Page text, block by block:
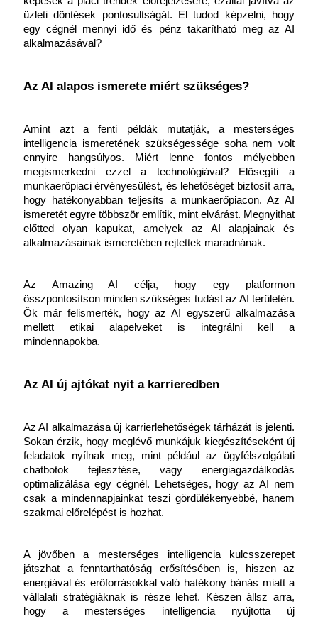
üzleti döntések pontosultságát. El tudod képzelni, hogy
egy cégnél mennyi idő és pénz takarítható meg az AI
alkalmazásával?
Az AI alapos ismerete miért szükséges?
Amint azt a fenti példák mutatják, a mesterséges
intelligencia ismeretének szükségessége soha nem volt
ennyire hangsúlyos. Miért lenne fontos mélyebben
megismerkedni ezzel a technológiával? Elősegíti a
munkaerőpiaci érvényesülést, és lehetőséget biztosít arra,
hogy hatékonyabban teljesíts a munkaerőpiacon. Az AI
ismeretét egyre többször említik, mint elvárást. Megnyithat
előtted olyan kapukat, amelyek az AI alapjainak és
alkalmazásainak ismeretében rejtettek maradnának.
Az Amazing AI célja, hogy egy platformon
összpontosítson minden szükséges tudást az AI területén.
Ők már felismerték, hogy az AI egyszerű alkalmazása
mellett etikai alapelveket is integrálni kell a
mindennapokba.
Az AI új ajtókat nyit a karrieredben
Az AI alkalmazása új karrierlehetőségek tárházát is jelenti.
Sokan érzik, hogy meglévő munkájuk kiegészítéseként új
feladatok nyílnak meg, mint például az ügyfélszolgálati
chatbotok fejlesztése, vagy energiagazdálkodás
optimalizálása egy cégnél. Lehetséges, hogy az AI nem
csak a mindennapjainkat teszi gördülékenyebbé, hanem
szakmai előrelépést is hozhat.
A jövőben a mesterséges intelligencia kulcsszerepet
játszhat a fenntarthatóság erősítésében is, hiszen az
energiával és erőforrásokkal való hatékony bánás miatt a
vállalati stratégiáknak is része lehet. Készen állsz arra,
hogy a mesterséges intelligencia nyújtotta új